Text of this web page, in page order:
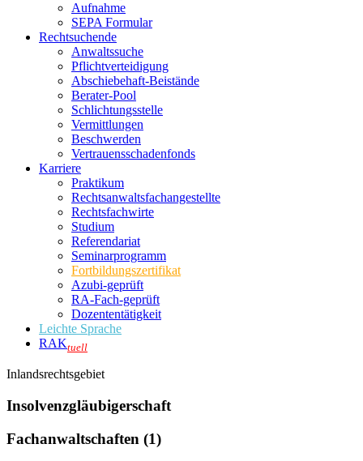
Aufnahme
SEPA Formular
Rechtsuchende
Anwaltssuche
Pflichtverteidigung
Abschiebehaft-Beistände
Berater-Pool
Schlichtungsstelle
Vermittlungen
Beschwerden
Vertrauensschadenfonds
Karriere
Praktikum
Rechtsanwalts­fachangestellte
Rechtsfachwirte
Studium
Referendariat
Seminarprogramm
Fortbildungszertifikat
Azubi-geprüft
RA-Fach-geprüft
Dozententätigkeit
Leichte Sprache
RAKtuell
Inlandsrechtsgebiet
Insolvenzgläubigerschaft
Fachanwaltschaften (1)